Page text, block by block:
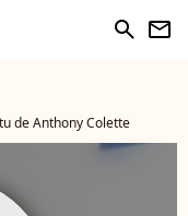
search newsletter
de Anthony Colette